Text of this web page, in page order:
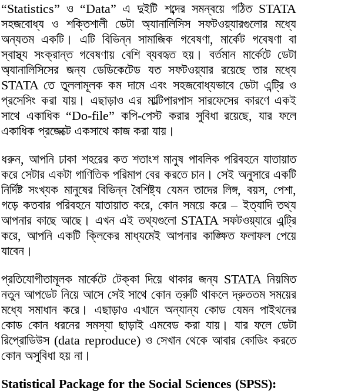
“Statistics” ও “Data” এ দুইটি শব্দের সমন্বয়ে গঠিত STATA
সহজবোধ্য ও শক্তিশালী ডেটা অ্যানালিসিস সফটওয়্যারগুলোর মধ্যে
অন্যতম একটি। এটি বিভিন্ন সামাজিক গবেষণা, মার্কেট গবেষণা বা
স্বাস্থ্য সংক্রান্ত গবেষণায় বেশি ব্যবহৃত হয়। বর্তমান মার্কেটে ডেটা
অ্যানালিসিসের জন্য ডেডিকেটেড যত সফটওয়্যার রয়েছে তার মধ্যে
STATA তে তুললামূলক কম দামে এবং সহজবোধ্যভাবে ডেটা এন্ট্রি ও
প্রসেসিং করা যায়। এছাড়াও এর মাল্টিপারপাস সারফেসের কারণে একই
সাথে একাধিক “Do-file” কপি-পেস্ট করার সুবিধা রয়েছে, যার ফলে
একাধিক প্রজেক্টে একসাথে কাজ করা যায়।
ধরুন, আপনি ঢাকা শহরের কত শতাংশ মানুষ পাবলিক পরিবহনে যাতায়াত
করে সেটার একটা গাণিতিক পরিমাপ বের করতে চান। সেই অনুসারে একটি
নির্দিষ্ট সংখ্যক মানুষের বিভিন্ন বৈশিষ্ট্য যেমন তাদের লিঙ্গ, বয়স, পেশা,
গড়ে কতবার পরিবহনে যাতায়াত করে, কোন সময়ে করে – ইত্যাদি তথ্য
আপনার কাছে আছে। এখন এই তথ্যগুলো STATA সফটওয়্যারে এন্ট্রি
করে, আপনি একটি ক্লিকের মাধ্যমেই আপনার কাঙ্ক্ষিত ফলাফল পেয়ে
যাবেন।
প্রতিযোগীতামূলক মার্কেটে টেক্কা দিয়ে থাকার জন্য STATA নিয়মিত
নতুন আপডেট নিয়ে আসে সেই সাথে কোন ত্রুটি থাকলে দ্রুততম সময়ের
মধ্যে সমাধান করে। এছাড়াও এখানে অন্যান্য কোড যেমন পাইথনের
কোড কোন ধরনের সমস্যা ছাড়াই এমবেড করা যায়। যার ফলে ডেটা
রিপ্রোডিউস (data reproduce) ও সেখান থেকে আবার কোডিং করতে
কোন অসুবিধা হয় না।
Statistical Package for the Social Sciences (SPSS):